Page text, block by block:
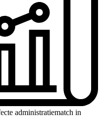
administratiematch in